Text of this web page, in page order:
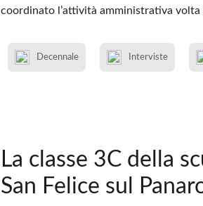
coordinato l’attività amministrativa
Decennale Interviste
La classe 3C della
San Felice sul